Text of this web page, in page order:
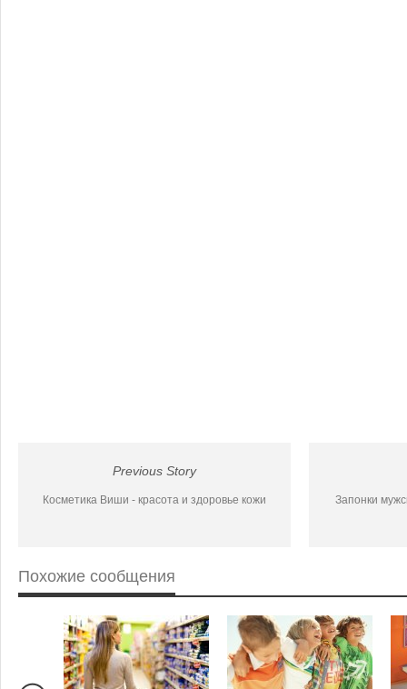
Previous Story
Косметика Виши - красота и здоровье кожи Запонки
Похожие сообщения